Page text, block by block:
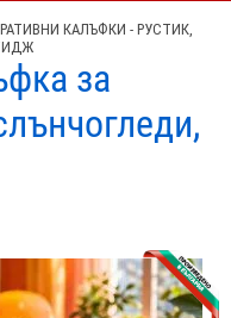
КАЛЪФКИ - РУСТИК,
за